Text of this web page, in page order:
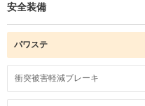
安全装備
パワステ
衝突被害軽減ブレーキ